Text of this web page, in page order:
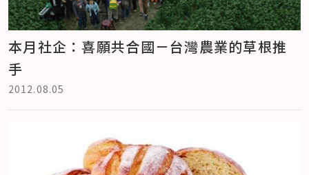
本月社企：喜願共合國－台灣農業的草根推
手
2012.08.05